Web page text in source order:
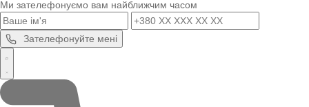
Ми зателефонуємо вам найближчим часом
Зателефонуйте мені